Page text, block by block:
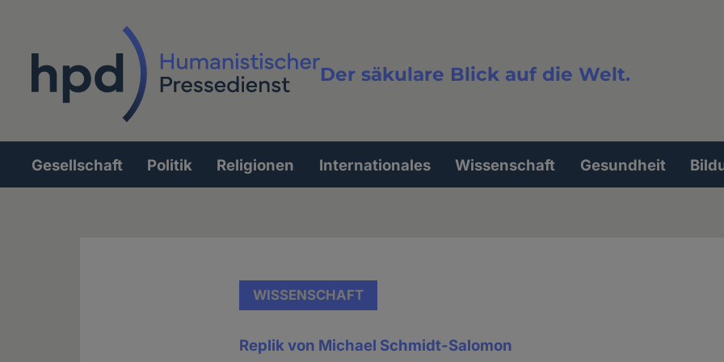
Der säkulare Blick auf die Welt.
Volltextsuche
Hauptnavigation
Gesellschaft Politik Religionen Internationales Wissenschaft Gesundheit
WISSENSCHAFT
Replik von Michael Schmidt-Salomon